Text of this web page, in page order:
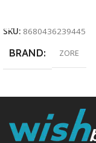
SKU: 8680436239445
BRAND ZORE